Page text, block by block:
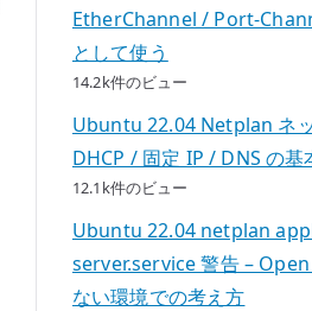
EtherChannel / Port-
として使う
14.2k件のビュー
Ubuntu 22.04 Netplan ネ
DHCP / 固定 IP / DNS の基
12.1k件のビュー
Ubuntu 22.04 netplan
server.service 警告 –
ない環境での考え方